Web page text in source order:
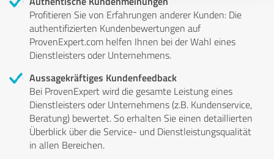
Profitieren Sie von Erfahrungen anderer Kunden: Die
authentifizierten Kundenbewertungen auf
ProvenExpert.com helfen Ihnen bei der Wahl eines
Dienstleisters oder Unternehmens.
Aussagekräftiges Kundenfeedback
Bei ProvenExpert wird die gesamte Leistung eines
Dienstleisters oder Unternehmens (z.B. Kundenservice,
Beratung) bewertet. So erhalten Sie einen detaillierten
Überblick über die Service- und Dienstleistungsqualität
in allen Bereichen.